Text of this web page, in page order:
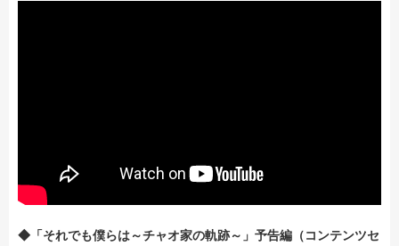
◆「それでも僕らは～チャオ家の軌跡～」予告編（コンテンツセ